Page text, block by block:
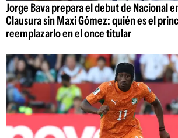
Jorge Bava prepara el debut de Nacional
Clausura sin Maxi Gómez: quién es el
reemplazarlo en el once titular